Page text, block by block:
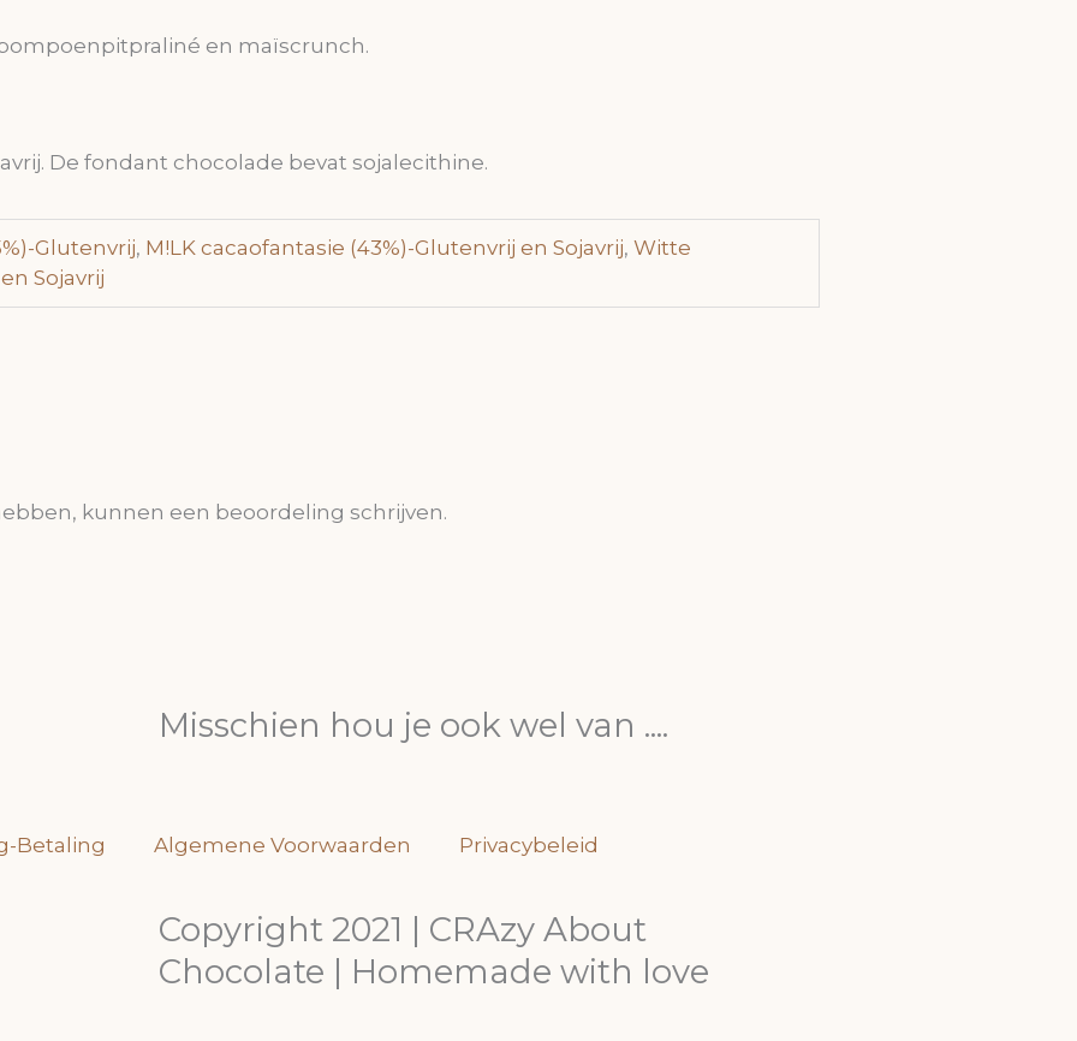
en maïscrunch.
De fondant chocolade bevat sojalecithine.
Glutenvrij, M!LK cacaofantasie (43%)-Glutenvrij en Sojavrij, Witte
Sojavrij
kunnen een beoordeling schrijven.
Misschien hou je ook wel van ....
Betaling Algemene Voorwaarden Privacybeleid
Copyright 2021 | CRAzy About
Chocolate | Homemade with love